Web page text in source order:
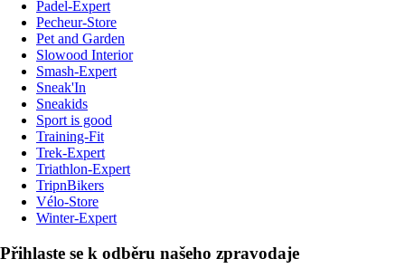
Padel-Expert
Pecheur-Store
Pet and Garden
Slowood Interior
Smash-Expert
Sneak'In
Sneakids
Sport is good
Training-Fit
Trek-Expert
Triathlon-Expert
TripnBikers
Vélo-Store
Winter-Expert
Přihlaste se k odběru našeho zpravodaje